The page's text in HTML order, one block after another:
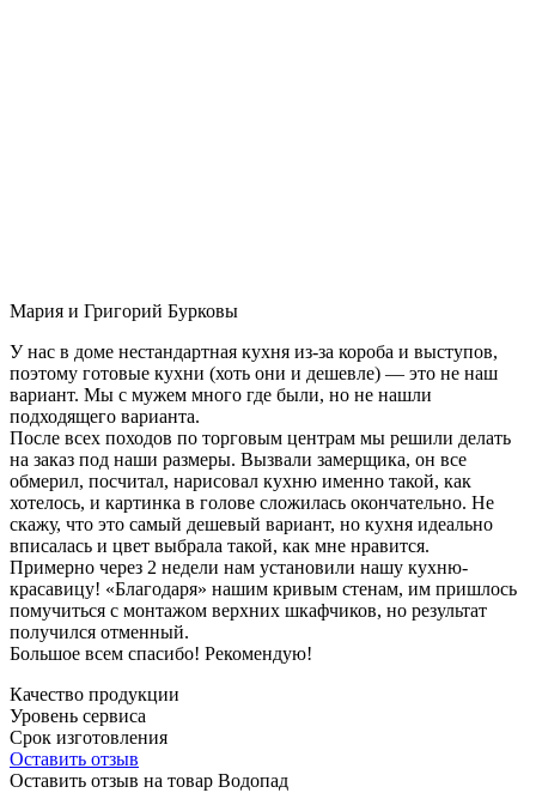
Мария и Григорий Бурковы
У нас в доме нестандартная кухня из-за короба и выступов,
поэтому готовые кухни (хоть они и дешевле) — это не наш
вариант. Мы с мужем много где были, но не нашли
подходящего варианта.
После всех походов по торговым центрам мы решили делать
на заказ под наши размеры. Вызвали замерщика, он все
обмерил, посчитал, нарисовал кухню именно такой, как
хотелось, и картинка в голове сложилась окончательно. Не
скажу, что это самый дешевый вариант, но кухня идеально
вписалась и цвет выбрала такой, как мне нравится.
Примерно через 2 недели нам установили нашу кухню-
красавицу! «Благодаря» нашим кривым стенам, им пришлось
помучиться с монтажом верхних шкафчиков, но результат
получился отменный.
Большое всем спасибо! Рекомендую!
Качество продукции
Уровень сервиса
Срок изготовления
Оставить отзыв
Оставить отзыв на товар Водопад